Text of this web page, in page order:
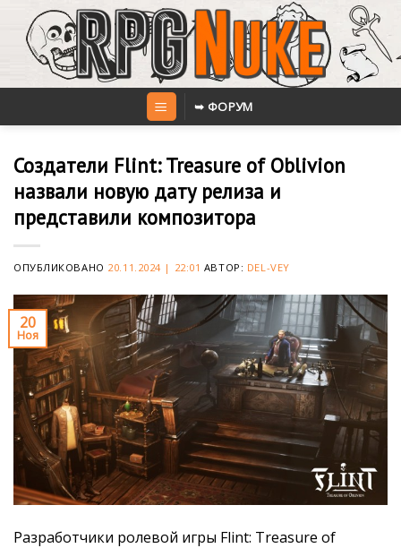
content
➥ ФОРУМ
Создатели Flint: Treasure of Oblivion
назвали новую дату релиза и
представили композитора
ОПУБЛИКОВАНО 20.11.2024 | 22:01 АВТОР: DEL-VEY
20
Ноя
Разработчики ролевой игры Flint: Treasure of